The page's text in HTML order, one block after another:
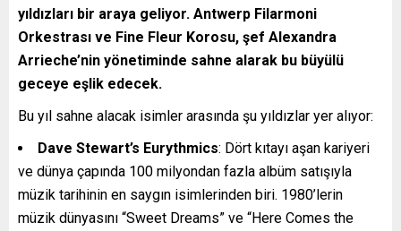
yıldızları bir araya geliyor. Antwerp Filarmoni
Orkestrası ve Fine Fleur Korosu, şef Alexandra
Arrieche’nin yönetiminde sahne alarak bu büyülü
geceye eşlik edecek.
Bu yıl sahne alacak isimler arasında şu yıldızlar yer alıyor:
Dave Stewart’s Eurythmics: Dört kıtayı aşan kariyeri
ve dünya çapında 100 milyondan fazla albüm satışıyla
müzik tarihinin en saygın isimlerinden biri. 1980’lerin
müzik dünyasını “Sweet Dreams” ve “Here Comes the